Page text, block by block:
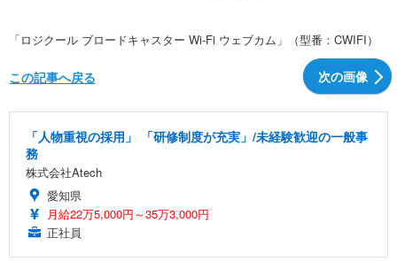
「ロジクール ブロードキャスター Wi-Fi ウェブカム」（型番：CWIFI）
次の画像
この記事へ戻る
「人物重視の採用」 「研修制度が充実」/未経験歓迎の一般事
務
株式会社Atech
愛知県
月給22万5,000円～35万3,000円
正社員